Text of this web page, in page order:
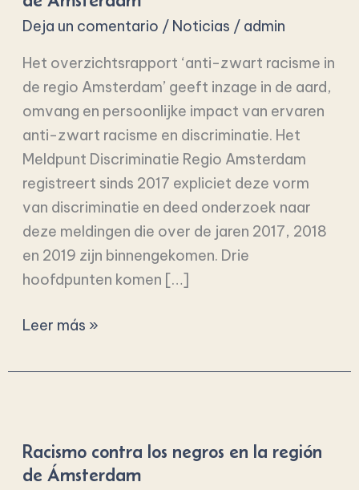
Deja un comentario / Noticias / admin
Het overzichtsrapport ‘anti-zwart racisme in
de regio Amsterdam’ geeft inzage in de aard,
omvang en persoonlijke impact van ervaren
anti-zwart racisme en discriminatie. Het
Meldpunt Discriminatie Regio Amsterdam
registreert sinds 2017 expliciet deze vorm
van discriminatie en deed onderzoek naar
deze meldingen die over de jaren 2017, 2018
en 2019 zijn binnengekomen. Drie
hoofdpunten komen […]
en
Ámsterdam
Leer más »
Racismo contra los negros en la región
de Ámsterdam
los
negros